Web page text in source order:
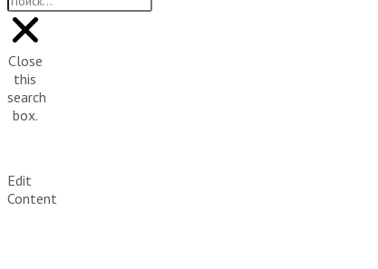
Close
this
search
box.
Edit
Content